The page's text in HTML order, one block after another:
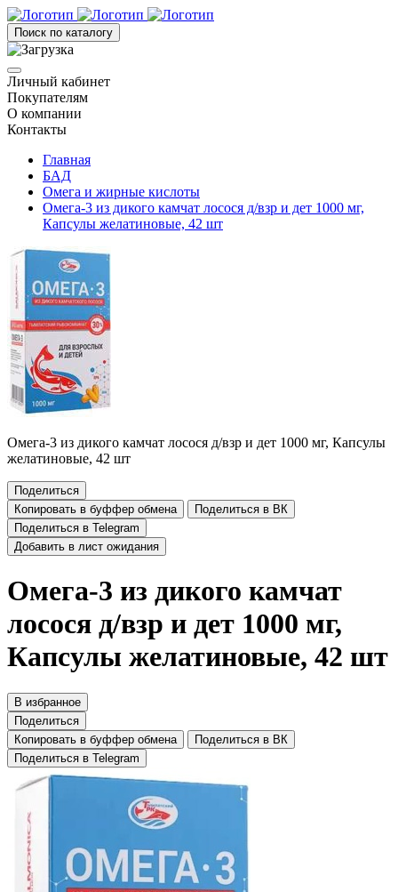
Поиск по каталогу
Личный кабинет
Покупателям
О компании
Контакты
Главная
БАД
Омега и жирные кислоты
Омега-3 из дикого камчат лосося д/взр и дет 1000 мг,
Капсулы желатиновые, 42 шт
Омега-3 из дикого камчат лосося д/взр и дет 1000 мг, Капсулы
желатиновые, 42 шт
Поделиться
Копировать в буффер обмена
Поделиться в ВК
Поделиться в Telegram
Добавить в лист ожидания
Омега-3 из дикого камчат
лосося д/взр и дет 1000 мг,
Капсулы желатиновые, 42 шт
В избранное
Поделиться
Копировать в буффер обмена
Поделиться в ВК
Поделиться в Telegram